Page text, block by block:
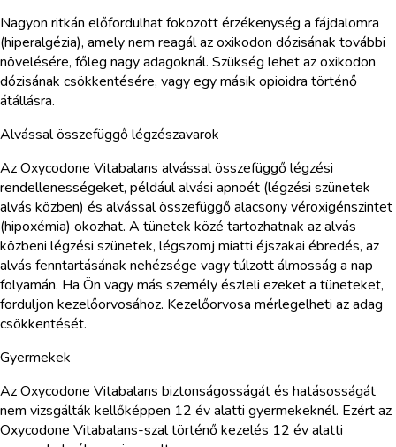
Nagyon ritkán előfordulhat fokozott érzékenység a fájdalomra
(hiperalgézia), amely nem reagál az oxikodon dózisának további
növelésére, főleg nagy adagoknál. Szükség lehet az oxikodon
dózisának csökkentésére, vagy egy másik opioidra történő
átállásra.
Alvással összefüggő légzészavarok
Az Oxycodone Vitabalans alvással összefüggő légzési
rendellenességeket, például alvási apnoét (légzési szünetek
alvás közben) és alvással összefüggő alacsony véroxigénszintet
(hipoxémia) okozhat. A tünetek közé tartozhatnak az alvás
közbeni légzési szünetek, légszomj miatti éjszakai ébredés, az
alvás fenntartásának nehézsége vagy túlzott álmosság a nap
folyamán. Ha Ön vagy más személy észleli ezeket a tüneteket,
forduljon kezelőorvosához. Kezelőorvosa mérlegelheti az adag
csökkentését.
Gyermekek
Az Oxycodone Vitabalans biztonságosságát és hatásosságát
nem vizsgálták kellőképpen 12 év alatti gyermekeknél. Ezért az
Oxycodone Vitabalans-szal történő kezelés 12 év alatti